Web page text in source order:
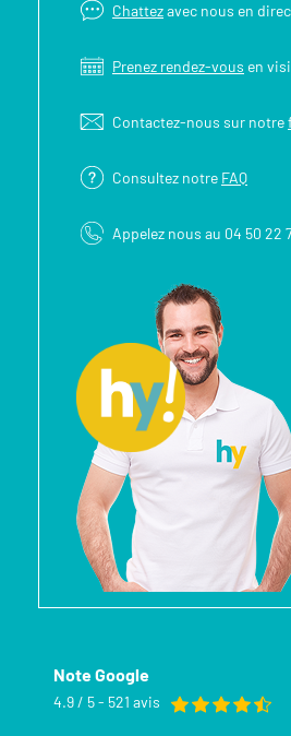
Chattezavec nous en
Prenez rendez-vous en
Contactez-nous sur notre
Consultez notre FAQ
Appelez nous au 04 50 22
Note Google
4.9 / 5 - 521 avis